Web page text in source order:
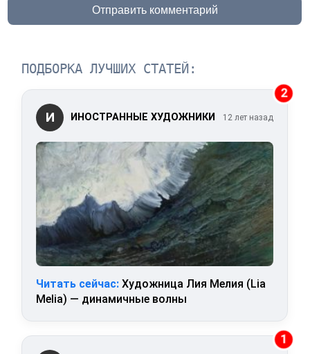
Отправить комментарий
ПОДБОРКА ЛУЧШИХ СТАТЕЙ:
2
И ИНОСТРАННЫЕ ХУДОЖНИКИ 12 лет назад
Читать сейчас: Художница Лия Мелия (Lia
Melia) — динамичные волны
1